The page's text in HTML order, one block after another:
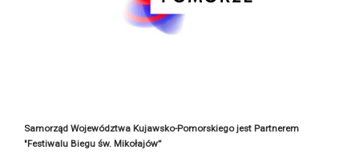
Samorząd Województwa Kujawsko-Pomorskiego jest Partnerem
"Festiwalu Biegu św. Mikołajów”